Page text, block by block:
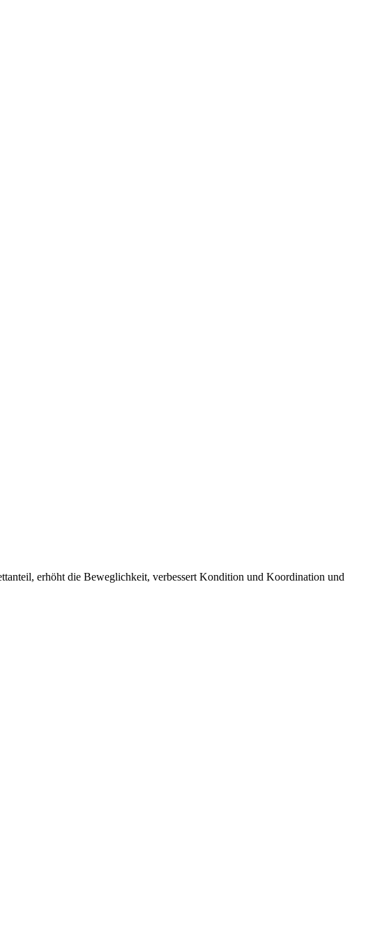
erhöht die Beweglichkeit, verbessert Kondition und Koordination und